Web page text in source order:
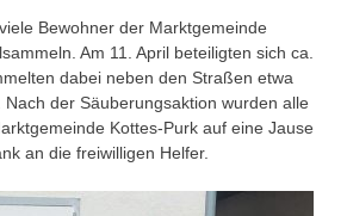
Bewohner der Marktgemeinde
Am 11. April beteiligten sich ca.
dabei neben den Straßen etwa
Nach der Säuberungsaktion wurden alle
Kottes-Purk auf eine Jause
an die freiwilligen Helfer.